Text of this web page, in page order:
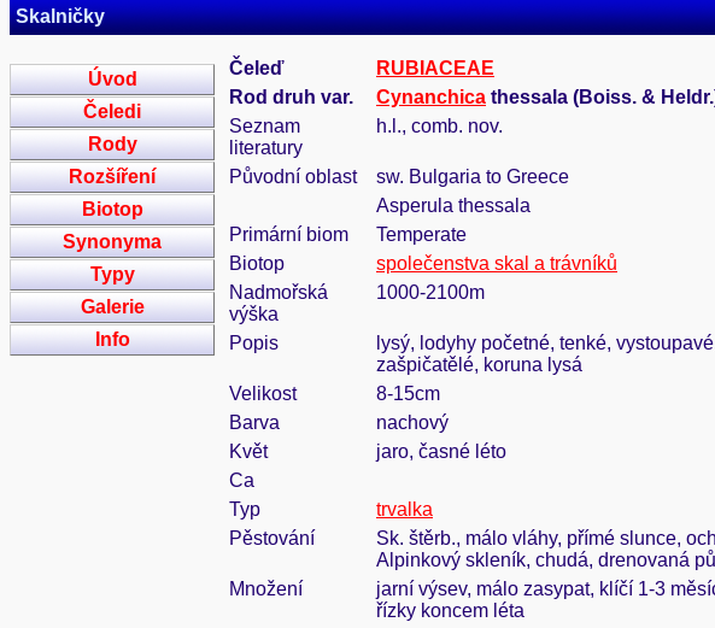
Skalničky
Úvod
Čeledi
Rody
Rozšíření
Biotop
Synonyma
Typy
Galerie
Info
Čeleď
RUBIACEAE
Rod druh var.
Cynanchica thessala (Boiss. &
Seznam
literatury
h.l., comb. nov.
Původní oblast
sw. Bulgaria to Greece
Asperula thessala
Primární biom
Temperate
Biotop
společenstva skal a trávníků
Nadmořská
výška
1000-2100m
Popis
lysý, lodyhy početné, tenké,
zašpičatělé, koruna lysá
Velikost
8-15cm
Barva
nachový
Květ
jaro, časné léto
Ca
Typ
trvalka
Pěstování
Sk. štěrb., málo vláhy, přímé slunce,
Alpinkový skleník, chudá, drenovaná
Množení
jarní výsev, málo zasypat, klíčí 1-3
řízky koncem léta